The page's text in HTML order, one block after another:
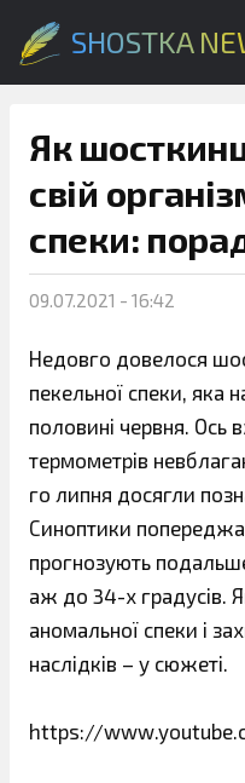
SHOSTKA
Як
свій
спеки:
09.07.2021 - 16:42
Недовго довелося
пекельної спеки, яка
половині червня. Ось
термометрів
го липня досягли
Синоптики
прогнозують
аж до 34-х градусів.
аномальної спеки і
наслідків – у сюжеті.
https://